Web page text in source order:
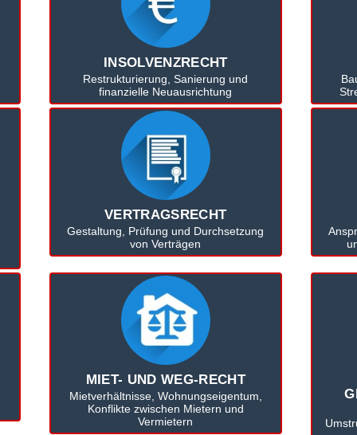
INSOLVENZRECHT
Restrukturierung, Sanierung und
finanzielle Neuausrichtung
VERTRAGSRECHT
Gestaltung, Prüfung und Durchsetzung
von Verträgen
MIET- UND WEG-RECHT
Mietverhältnisse, Wohnungseigentum,
Konflikte zwischen Mietern und
Vermietern